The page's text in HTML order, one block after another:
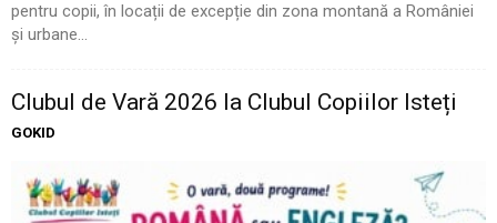
pentru copii, în locații de excepție din zona montană a României
și urbane...
Clubul de Vară 2026 la Clubul Copiilor Isteți
GOKID